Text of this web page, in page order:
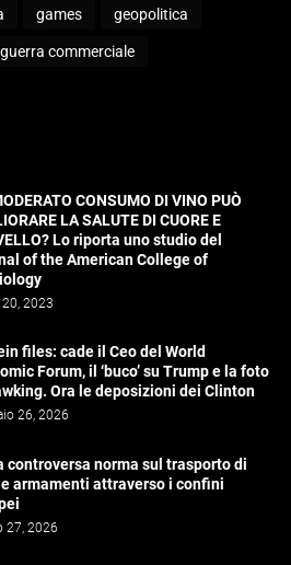
games geopolitica
guerra commerciale
CONSUMO DI VINO PUÒ
LA SALUTE DI CUORE E
Lo riporta uno studio del
of the American College of
2023
files: cade il Ceo del World
Forum, il ‘buco’ su Trump e la foto
Ora le deposizioni dei Clinton
26, 2026
controversa norma sul trasporto di
armamenti attraverso i confini
27, 2026